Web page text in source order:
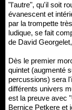
"l'autre", qu'il soit
évanescent et
par la trompette
ludique, se fait
de David
Dès le premier
quintet (augmenté
percussions) sera
différents univers
est la preuve avec
Bernice Petkere et